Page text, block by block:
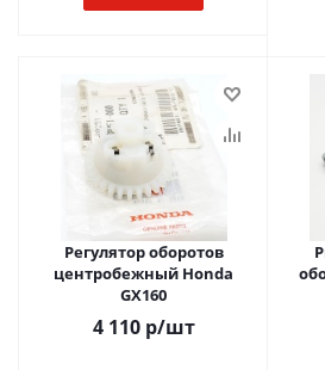
Регулятор оборотов
центробежный Honda
GX160
4 110р/шт